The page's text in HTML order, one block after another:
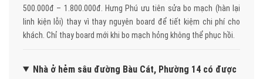
500.000đ – 1.800.000đ. Hưng Phú ưu tiên sửa bo mạch (hàn lại
linh kiện lỗi) thay vì thay nguyên board để tiết kiệm chi phí cho
khách. Chỉ thay board mới khi bo mạch hỏng không thể phục hồi.
Nhà ở hẻm sâu đường Bàu Cát, Phường 14 có được